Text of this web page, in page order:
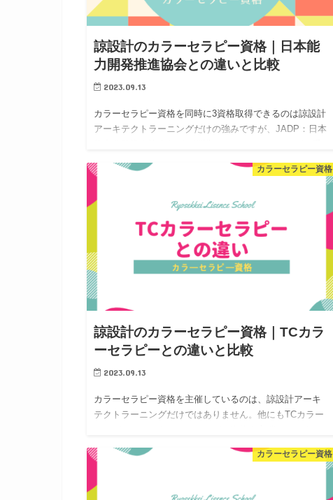
諒設計のカラーセラピー資格｜日本能
力開発推進協会との違いと比較
2023.09.13
カラーセラピー資格を同時に3資格取得できるのは諒設計
アーキテクトラーニングだけの強みですが、JADP：日本
ビジネスに役立…
カラーセラピー資格
諒設計のカラーセラピー資格｜TCカラ
ーセラピーとの違いと比較
2023.09.13
カラーセラピー資格を主催しているのは、諒設計アーキ
テクトラーニングだけではありません。他にもTCカラー
なたに適しているか比…
カラーセラピー資格